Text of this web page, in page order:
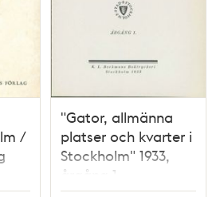
/
"Gator, allmänna
platser och kvarter i
Stockholm" 1933,
årgång 1